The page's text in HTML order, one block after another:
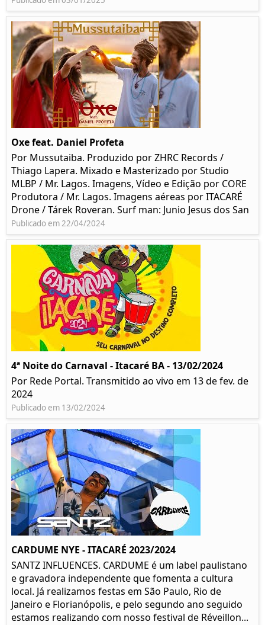
Oxe feat. Daniel Profeta
Por Mussutaiba. Produzido por ZHRC Records /
Thiago Lapera. Mixado e Masterizado por Studio
MLBP / Mr. Lagos. Imagens, Vídeo e Edição por CORE
Produtora / Mr. Lagos. Imagens aéreas por ITACARÉ
Drone / Tárek Roveran. Surf man: Junio Jesus dos San
Publicado em 22/04/2024
4ª Noite do Carnaval - Itacaré BA - 13/02/2024
Por Rede Portal. Transmitido ao vivo em 13 de fev. de
2024
Publicado em 13/02/2024
CARDUME NYE - ITACARÉ 2023/2024
SANTZ INFLUENCES. CARDUME é um label paulistano
e gravadora independente que fomenta a cultura
local. Já realizamos festas em São Paulo, Rio de
Janeiro e Florianópolis, e pelo segundo ano seguido
estamos realizando com nosso festival de Réveillon...